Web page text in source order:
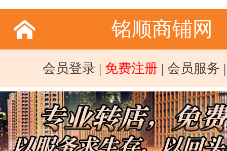
铭顺商铺网
会员登录 | 免费注册 | 会员服务